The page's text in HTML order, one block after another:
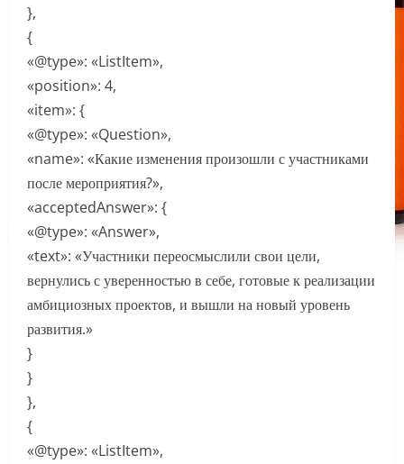
},
{
«@type»: «ListItem»,
«position»: 4,
«item»: {
«@type»: «Question»,
«name»: «Какие изменения произошли с участниками
после мероприятия?»,
«acceptedAnswer»: {
«@type»: «Answer»,
«text»: «Участники переосмыслили свои цели,
вернулись с уверенностью в себе, готовые к реализации
амбициозных проектов, и вышли на новый уровень
развития.»
}
}
},
{
«@type»: «ListItem»,